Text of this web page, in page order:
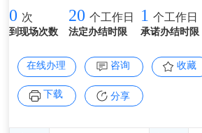
0 次
到现场次数
20 个工作日
法定办结时限
1 个工作日
承诺办结时限
在线办理 咨询 收藏
下载 分享